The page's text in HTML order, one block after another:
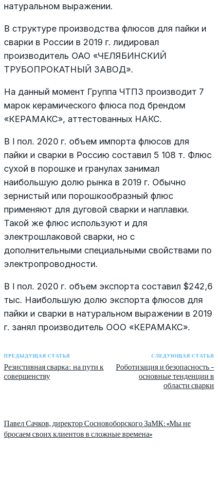
натуральном выражении.
В структуре производства флюсов для пайки и
сварки в России в 2019 г. лидировал
производитель ОАО «ЧЕЛЯБИНСКИЙ
ТРУБОПРОКАТНЫЙ ЗАВОД».
На данный момент Группа ЧТПЗ производит 7
марок керамического флюса под брендом
«КЕРАМАКС», аттестованных НАКС.
В I пол. 2020 г. объем импорта флюсов для
пайки и сварки в Россию составил 5 108 т. Флюс
сухой в порошке и гранулах занимал
наибольшую долю рынка в 2019 г. Обычно
зернистый или порошкообразный флюс
применяют для дуговой сварки и наплавки.
Такой же флюс используют и для
электрошлаковой сварки, но с
дополнительными специальными свойствами по
электропроводности.
В I пол. 2020 г. объем экспорта составил $242,6
тыс. Наибольшую долю экспорта флюсов для
пайки и сварки в натуральном выражении в 2019
г. занял производитель ООО «КЕРАМАКС».
ПРЕДЫДУЩАЯ СТАТЬЯ
Резистивная сварка: на пути к
совершенству
СЛЕДУЮЩАЯ СТАТЬЯ
Роботизация и безопасность –
основные тенденции в
области сварки
Павел Сачков, директор Сосновоборского ЗаМК: «Мы не
бросаем своих клиентов в сложные времена»